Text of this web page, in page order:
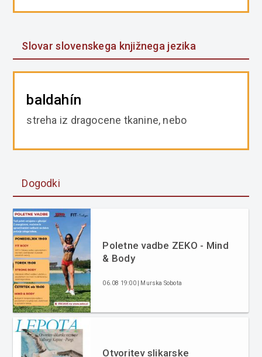
Slovar slovenskega knjižnega jezika
baldahín
streha iz dragocene tkanine, nebo
Dogodki
Poletne vadbe ZEKO - Mind
& Body
06.08 19:00 | Murska Sobota
Otvoritev slikarske